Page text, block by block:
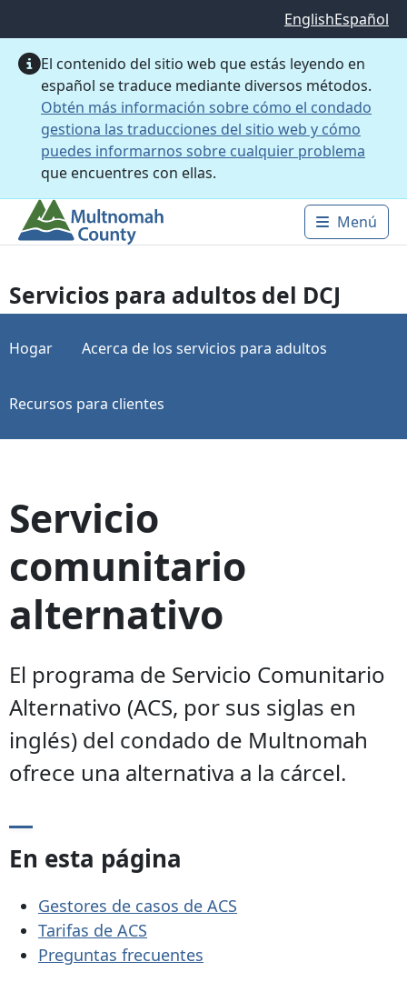
EnglishEspañol
El contenido del sitio web que estás leyendo en
español se traduce mediante diversos métodos.
Obtén más información sobre cómo el condado
gestiona las traducciones del sitio web y cómo
puedes informarnos sobre cualquier problema
que encuentres con ellas.
Main
Menú
Servicios para adultos del DCJ
Hogar Acerca de los servicios para adultos
Recursos para clientes
Servicio
comunitario
alternativo
El programa de Servicio Comunitario
Alternativo (ACS, por sus siglas en
inglés) del condado de Multnomah
ofrece una alternativa a la cárcel.
En esta página
Gestores de casos de ACS
Tarifas de ACS
Preguntas frecuentes